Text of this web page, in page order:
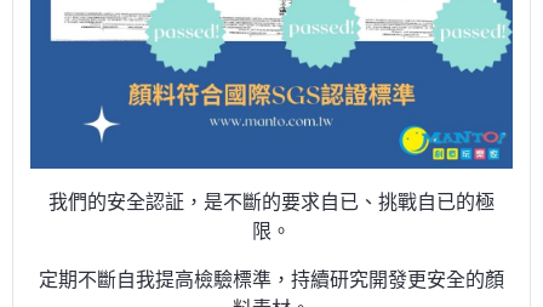
我們的安全認証，是不斷的要求自已、挑戰自已的極
限。
定期不斷自我提高檢驗標準，持續研究開發更安全的顏